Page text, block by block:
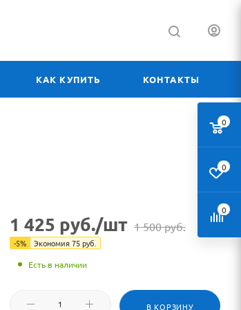
КАК КУПИТЬ КОНТАКТЫ
1 425 руб./шт 1 500руб.
-5% Экономия75руб.
Есть в наличии
В КОРЗИНУ
0
0
0